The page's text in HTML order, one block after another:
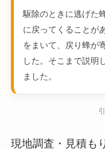
駆除のときに逃げた
に戻ってくることが
をまいて、戻り蜂が
した。そこまで説明
ました。
現地調査・見積も